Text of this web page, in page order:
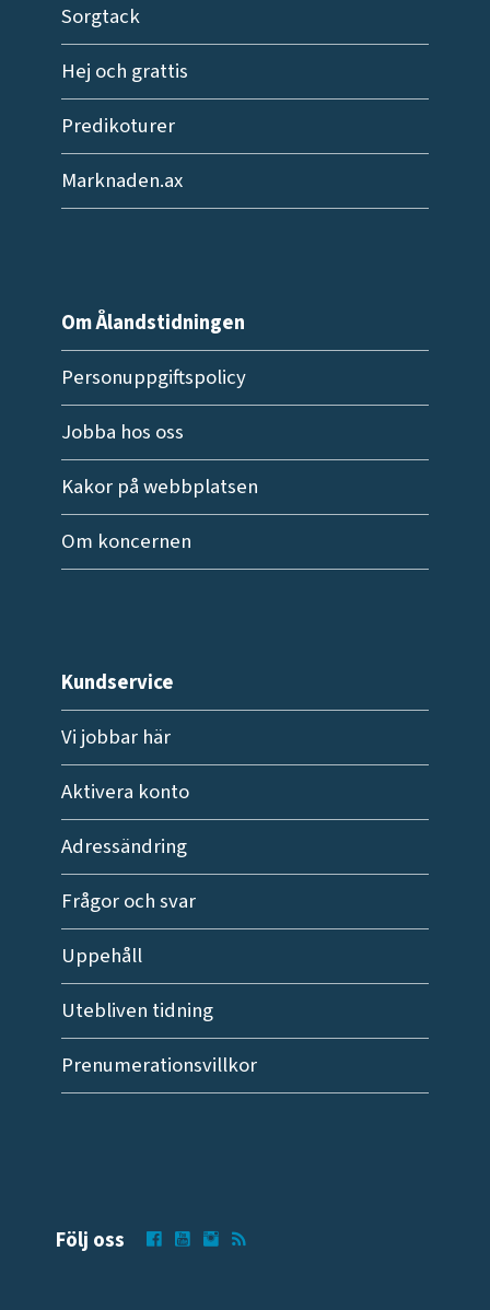
Sorgtack
Hej och grattis
Predikoturer
Marknaden.ax
Om Ålandstidningen
Personuppgiftspolicy
Jobba hos oss
Kakor på webbplatsen
Om koncernen
Kundservice
Vi jobbar här
Aktivera konto
Adressändring
Frågor och svar
Uppehåll
Utebliven tidning
Prenumerationsvillkor
Följ oss